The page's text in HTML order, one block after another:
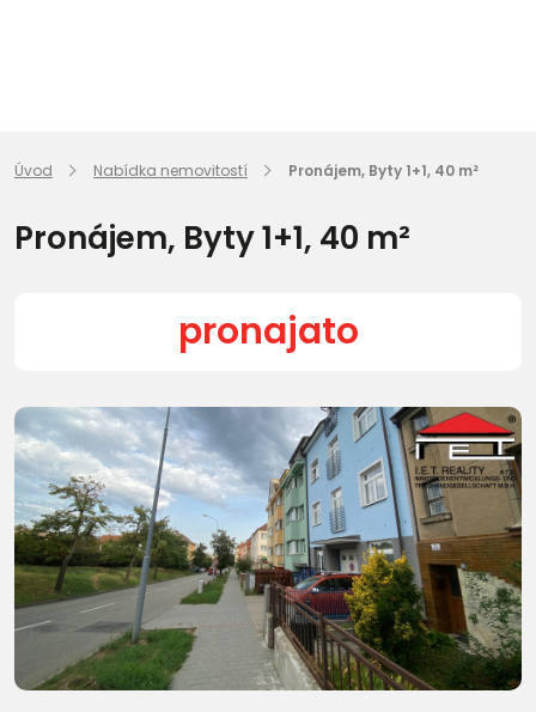
Úvod Nabídka nemovitostí Pronájem, Byty 1+1, 40 m²
Pronájem, Byty 1+1, 40 m²
pronajato
Další fotografie (10)